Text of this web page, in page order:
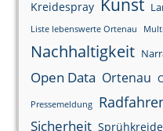
Kreidespray
Liste lebenswerte Ortenau
Nachhaltigkeit
Open Data Ortenau
Pressemeldung
Sicherheit Sprühkreide